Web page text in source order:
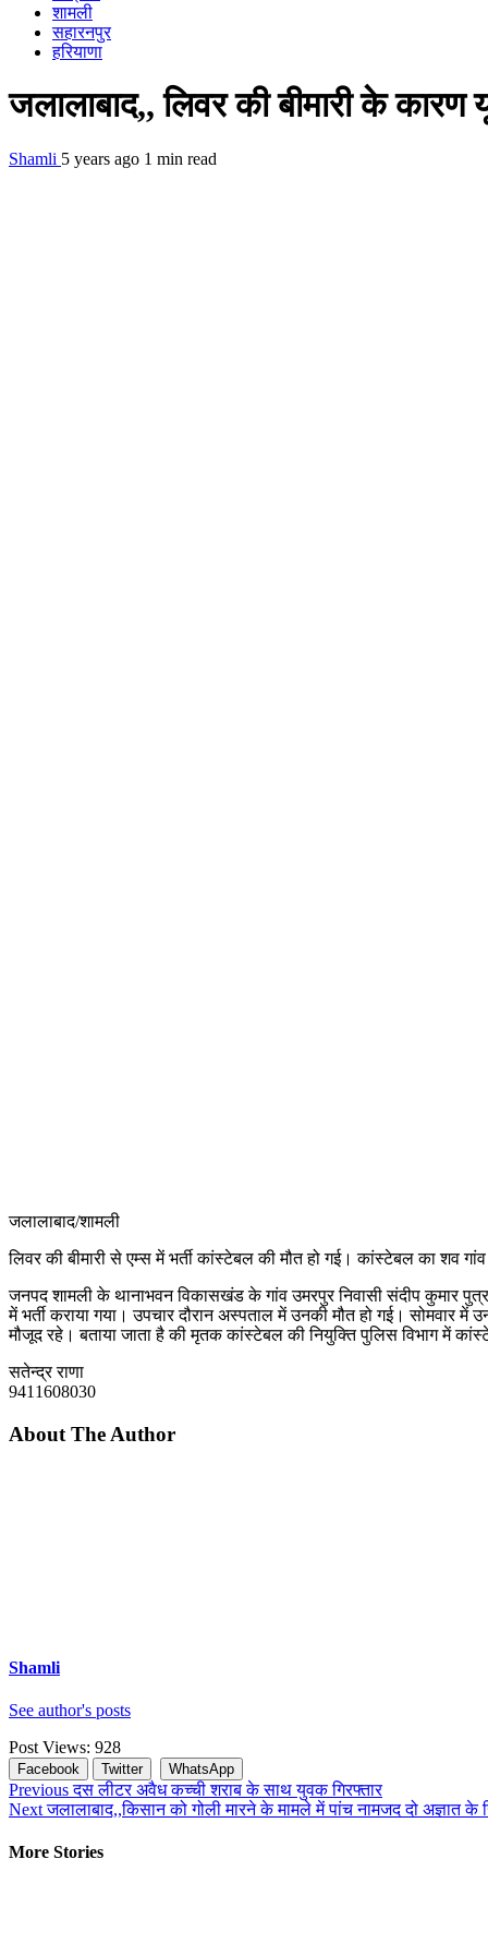
शामली
सहारनपुर
हरियाणा
जलालाबाद,, लिवर की बीमारी के
Shamli 5 years ago 1 min read
जलालाबाद/शामली
लिवर की बीमारी से एम्स में भर्ती कांस्टेबल की मौत हो गई। कांस्टेबल का शव
जनपद शामली के थानाभवन विकासखंड के गांव उमरपुर निवासी संदीप कुमार
में भर्ती कराया गया। उपचार दौरान अस्पताल में उनकी मौत हो गई। सोमवार में
मौजूद रहे। बताया जाता है की मृतक कांस्टेबल की नियुक्ति पुलिस विभाग में
सतेन्द्र राणा
9411608030
About The Author
Shamli
See author's posts
Post Views: 928
Facebook Twitter WhatsApp
Continue
Reading
Previousदस लीटर अवैध कच्ची शराब के साथ युवक गिरफ्तार
Nextजलालाबाद,,किसान को गोली मारने के मामले में पांच नामजद दो अज्ञात के
More Stories